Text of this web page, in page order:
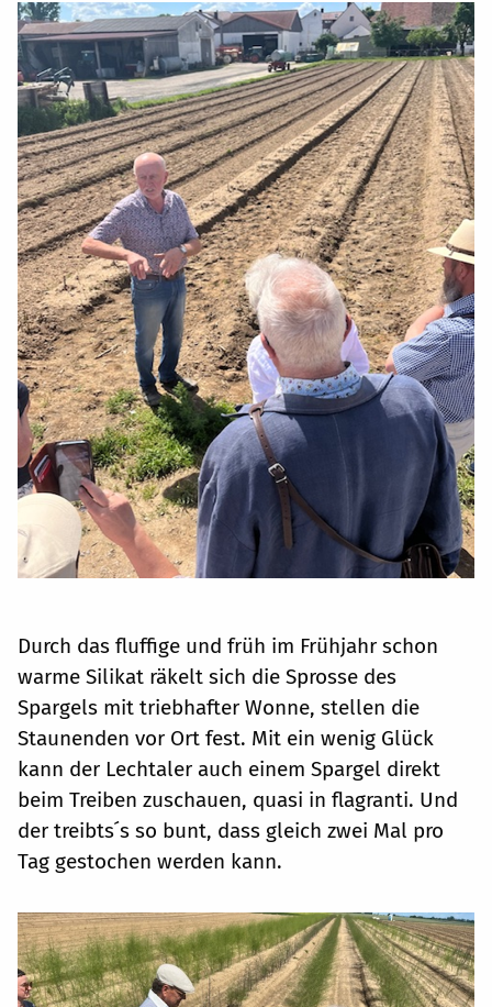
Durch das fluffige und früh im Frühjahr schon
warme Silikat räkelt sich die Sprosse des
Spargels mit triebhafter Wonne, stellen die
Staunenden vor Ort fest. Mit ein wenig Glück
kann der Lechtaler auch einem Spargel direkt
beim Treiben zuschauen, quasi in flagranti. Und
der treibts ́s so bunt, dass gleich zwei Mal pro
Tag gestochen werden kann.